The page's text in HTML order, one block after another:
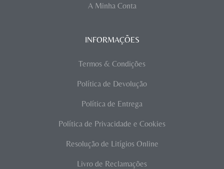
A Minha Conta
INFORMAÇÕES
Termos & Condições
Política de Devolução
Política de Entrega
Política de Privacidade e Cookies
Resolução de Litígios Online
Livro de Reclamações